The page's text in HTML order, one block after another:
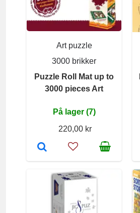
Art puzzle
3000 brikker
Puzzle Roll Mat up to
3000 pieces Art
På lager (7)
220,00 kr